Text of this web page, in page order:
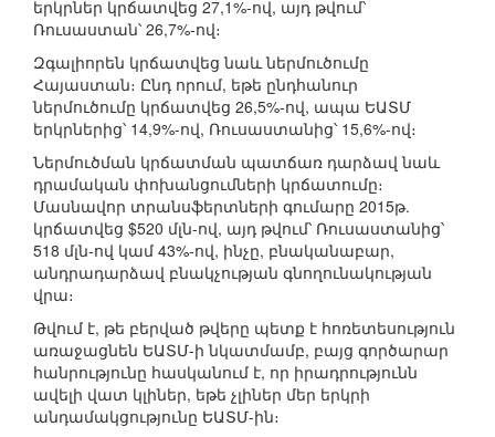
երկրներ կրճատվեց 27,1%-ով, այդ թվում՝
Ռուսաստան՝ 26,7%-ով։
Զգալիորեն կրճատվեց նաև ներմուծումը
Հայաստան։ Ընդ որում, եթե ընդհանուր
ներմուծումը կրճատվեց 26,5%-ով, ապա ԵԱՏՄ
երկրներից՝ 14,9%-ով, Ռուսաստանից՝ 15,6%-ով։
Ներմուծման կրճատման պատճառ դարձավ նաև
դրամական փոխանցումների կրճատումը։
Մասնավոր տրանսֆերտների գումարը 2015թ.
կրճատվեց $520 մլն-ով, այդ թվում՝ Ռուսաստանից՝
518 մլն-ով կամ 43%-ով, ինչը, բնականաբար,
անդրադարձավ բնակչության գնողունակության
վրա։
Թվում է, թե բերված թվերը պետք է հոռետեսություն
առաջացնեն ԵԱՏՄ-ի նկատմամբ, բայց գործարար
հանրությունը հասկանում է, որ իրադրությունն
ավելի վատ կլիներ, եթե չլիներ մեր երկրի
անդամակցությունը ԵԱՏՄ-ին։